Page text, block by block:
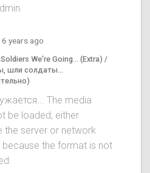
6 years ago
We're Going... (Extra) /
шли солдаты...
The media
be loaded, either
the server or network
because the format is not